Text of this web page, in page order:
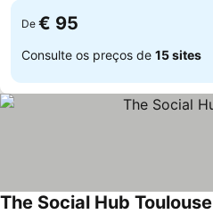
De € 95
Consulte os preços de 15 sites
The Social Hub Toulouse